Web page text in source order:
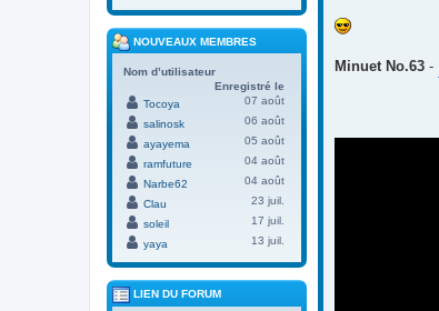
a
g
Minuet No.63 -
NOUVEAUX MEMBRES
Nom d’utilisateur
Enregistré le
Tocoya
07 août
salinosk
06 août
ayayema
05 août
ramfuture
04 août
Narbe62
04 août
Clau
23 juil.
soleil
17 juil.
yaya
13 juil.
LIEN DU FORUM